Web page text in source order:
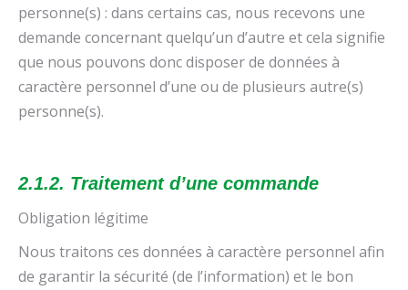
personne(s) : dans certains cas, nous recevons une
demande concernant quelqu’un d’autre et cela signifie
que nous pouvons donc disposer de données à
caractère personnel d’une ou de plusieurs autre(s)
personne(s).
2.1.2. Traitement d’une commande
Obligation légitime
Nous traitons ces données à caractère personnel afin
de garantir la sécurité (de l’information) et le bon